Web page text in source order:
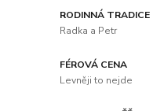
RODINNÁ TRADICE
Radka a Petr
FÉROVÁ CENA
Levněji to nejde